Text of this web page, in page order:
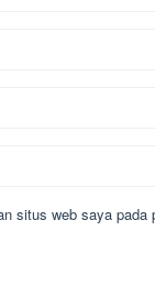
situs web saya pada